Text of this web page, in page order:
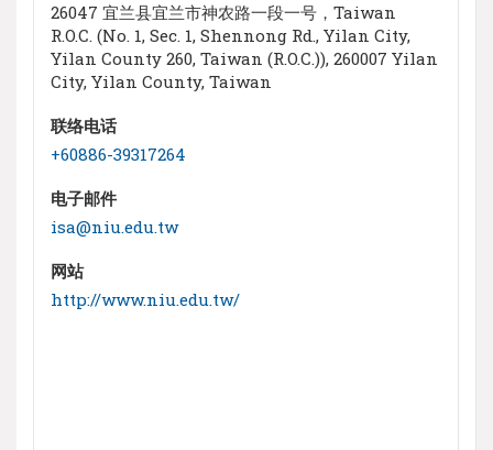
26047 宜兰县宜兰市神农路一段一号，Taiwan
R.O.C. (No. 1, Sec. 1, Shennong Rd., Yilan City,
Yilan County 260, Taiwan (R.O.C.)), 260007 Yilan
City, Yilan County, Taiwan
联络电话
+60886-39317264
电子邮件
isa@niu.edu.tw
网站
http://www.niu.edu.tw/